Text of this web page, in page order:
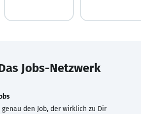
Jobs-Netzwerk
genau den Job, der wirklich zu Dir